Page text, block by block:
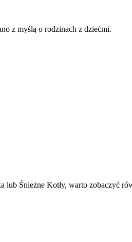
z myślą o rodzinach z dziećmi.
Śnieżne Kotły, warto zobaczyć